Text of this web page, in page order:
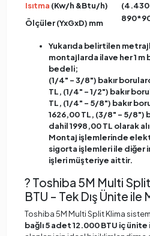
Isıtma (Kw/h &Btu/h)
Ölçüler (YxGxD) mm
Yukarıda belirtilen
montajlarda ilave her 1 m
bedeli;
(1/4" – 3/8") bakır
TL, (1/4" – 1/2") bakır
TL, (1/4" – 5/8") bakır
1626,00 TL, (3/8" – 5/8")
dahil 1998,00 TL olarak
Montaj işlemlerinde
sigorta işlemleri ile diğer
işleri müşteriye aittir.
? Toshiba 5M Multi
BTU – Tek Dış Ünite
Toshiba 5M Multi Split Klima
bağlı 5 adet 12.000 BTU iç ünite